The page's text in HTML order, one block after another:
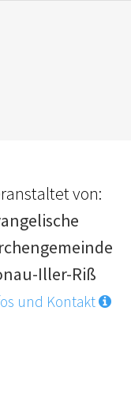
von:
Iller-Riß
und Kontakt